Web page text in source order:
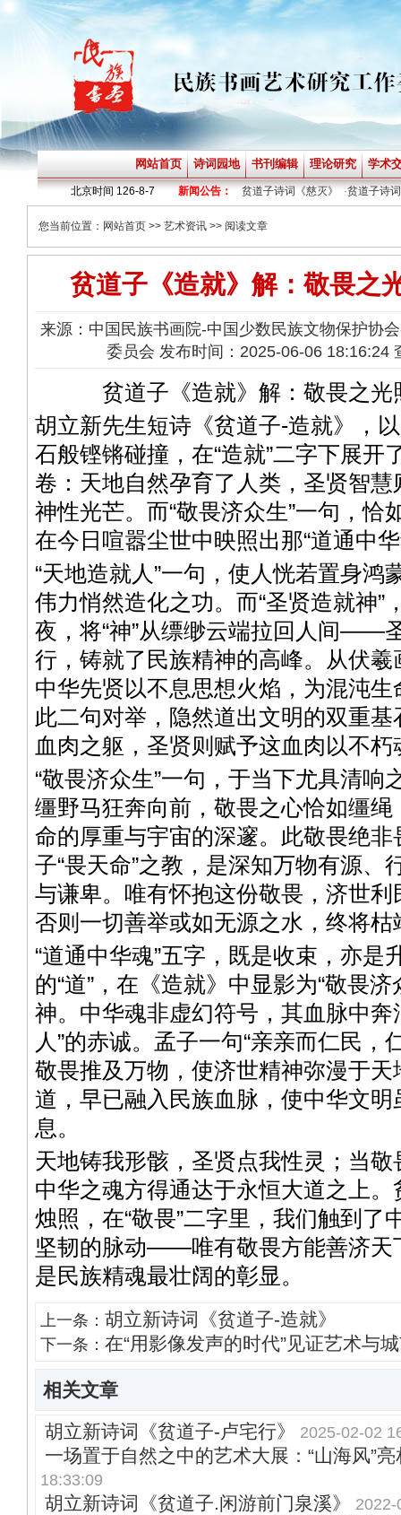
网站首页 诗词园地 书刊编辑 理论研究 学术
北京时间 126-8-7 新闻公告：
贫道子诗词《神定》·贫道子诗词《烟火》· 贫道子诗词《慈灭》·贫道子诗词《
您当前位置： 网站首页 >> 艺术资讯 >> 阅读文章
贫道子《造就》解：敬畏之
来源：中国民族书画院-中国少数民族文物保护协
委员会 发布时间：2025-06-06 18:16:24
贫道子《造就》解：敬畏之光
胡立新先生短诗《贫道子-造就》，
石般铿锵碰撞，在“造就”二字下展开
卷：天地自然孕育了人类，圣贤智
神性光芒。而“敬畏济众生”一句，恰
在今日喧嚣尘世中映照出那“道通中
“天地造就人”一句，使人恍若置身鸿
伟力悄然造化之功。而“圣贤造就神”
夜，将“神”从缥缈云端拉回人间——
行，铸就了民族精神的高峰。从伏
中华先贤以不息思想火焰，为混沌
此二句对举，隐然道出文明的双重
血肉之躯，圣贤则赋予这血肉以不朽
“敬畏济众生”一句，于当下尤具清响
缰野马狂奔向前，敬畏之心恰如缰
命的厚重与宇宙的深邃。此敬畏绝
子“畏天命”之教，是深知万物有源、
与谦卑。唯有怀抱这份敬畏，济世
否则一切善举或如无源之水，终将枯
“道通中华魂”五字，既是收束，亦是
的“道”，在《造就》中显影为“敬畏济
神。中华魂非虚幻符号，其血脉中奔
人”的赤诚。孟子一句“亲亲而仁民，
敬畏推及万物，使济世精神弥漫于天
道，早已融入民族血脉，使中华文
息。
天地铸我形骸，圣贤点我性灵；当
中华之魂方得通达于永恒大道之上
烛照，在“敬畏”二字里，我们触到了
坚韧的脉动——唯有敬畏方能善济天
是民族精魂最壮阔的彰显。
上一条： 胡立新诗词《贫道子-造就》
下一条： 在“用影像发声的时代”见证艺术与
相关文章
胡立新诗词《贫道子-卢宅行》
2025-02-02
一场置于自然之中的艺术大展：“山海风”
18:33:09
胡立新诗词《贫道子.闲游前门泉溪》